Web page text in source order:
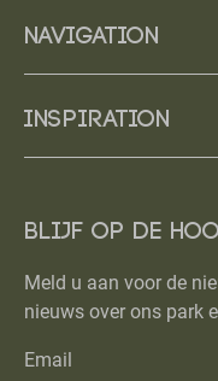
Navigation
Inspiration
Blijf op de
Meld u aan voor de
nieuws over ons park
Email